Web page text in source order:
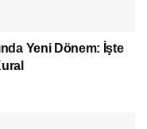
Yeni Dönem: İşte